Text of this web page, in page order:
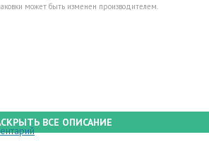
может быть изменен производителем.
ВСЕ ОПИСАНИЕ